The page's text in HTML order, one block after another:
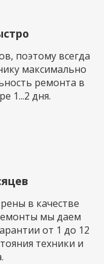
поэтому всегда
максимально
ремонта в
1...2 дня.
в качестве
мы даем
от 1 до 12
техники и